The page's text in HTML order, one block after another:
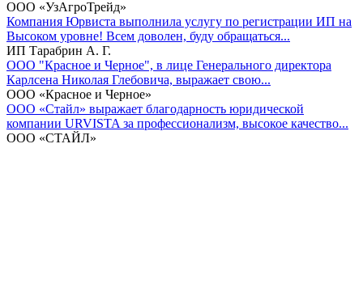
ООО «УзАгроТрейд»
Компания Юрвиста выполнила услугу по регистрации ИП на
Высоком уровне! Всем доволен, буду обращаться...
ИП Тарабрин А. Г.
ООО "Красное и Черное", в лице Генерального директора
Карлсена Николая Глебовича, выражает свою...
ООО «Красное и Черное»
ООО «Стайл» выражает благодарность юридической
компании URVISTA за профессионализм, высокое качество...
ООО «СТАЙЛ»